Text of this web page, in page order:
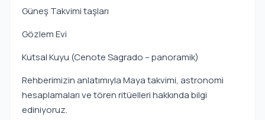
Güneş Takvimi taşları
Gözlem Evi
Kutsal Kuyu (Cenote Sagrado – panoramik)
Rehberimizin anlatımıyla Maya takvimi, astronomi
hesaplamaları ve tören ritüelleri hakkında bilgi
ediniyoruz.